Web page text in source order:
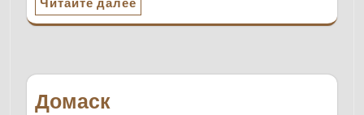
Домаск